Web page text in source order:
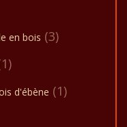
en bois (3)
d'ébène (1)